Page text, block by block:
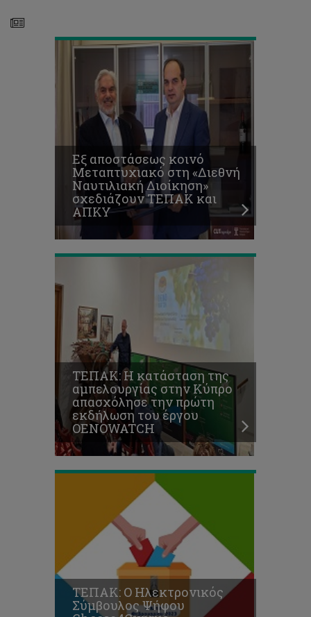
Εξ αποστάσεως κοινό
Μεταπτυχιακό στη «Διεθνή
Ναυτιλιακή Διοίκηση»
σχεδιάζουν ΤΕΠΑΚ και
ΑΠΚΥ
ΤΕΠΑΚ:
κατάσταση
αμπελουργίας
στην
Κύπρο
απασχόλησε
την
πρώτη
εκδήλωση
του
έργου
OENOWATCH
ΤΕΠΑΚ: Η κατάσταση της
αμπελουργίας στην Κύπρο
απασχόλησε την πρώτη
εκδήλωση του έργου
OENOWATCH
Ηλεκτρονικός
Σύμβουλος
Ψήφου
Choose4Cyprus
ενεργοποιείται
και
για
τις
Προεδρικές
Εκλογές
2023
ΤΕΠΑΚ: Ο Ηλεκτρονικός
Σύμβουλος Ψήφου